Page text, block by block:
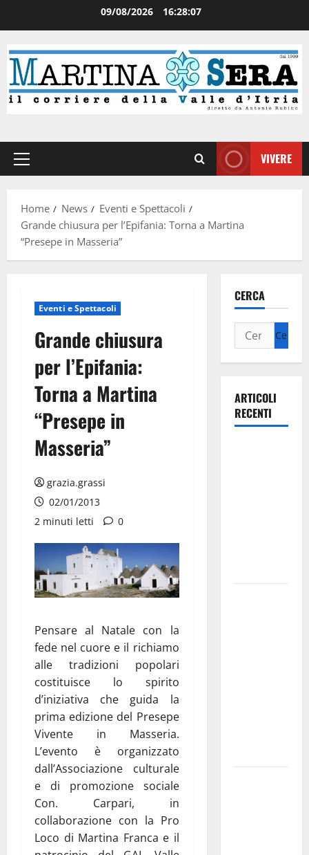
09/08/2026 16:28:07
VIVERE
Home News
Eventi e Spettacoli
Grande chiusura per l’Epifania: Torna a Martina
“Presepe in Masseria”
Eventi e Spettacoli
Grande chiusura
per l’Epifania:
Torna a Martina
“Presepe in
Masseria”
grazia.grassi
02/01/2013
2 minuti letti
0
Pensare al Natale con la
fede nel cuore e il richiamo
alle tradizioni popolari
costituisce lo spirito
d’iniziativa che guida la
prima edizione del Presepe
Vivente in Masseria.
L’evento è organizzato
dall’Associazione culturale
e di promozione sociale
Con. Carpari, in
collaborazione con la Pro
Loco di Martina Franca e il
CERCA
ARTICOLI
RECENTI